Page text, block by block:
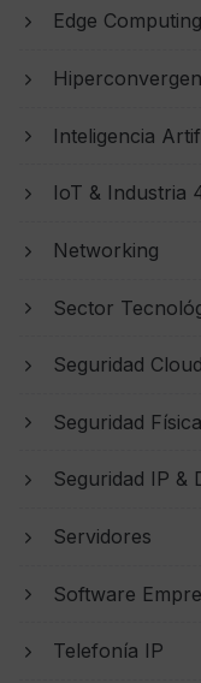
Edge Computing
Inteligencia
IoT & Industria
Networking
Sector
Seguridad Cloud
Seguridad Física
Seguridad IP &
Servidores
Software
Telefonía IP